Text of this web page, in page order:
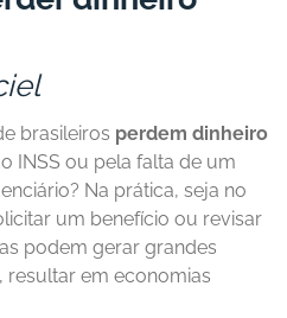
brasileiros perdem dinheiro
INSS ou pela falta de um
Na prática, seja no
um benefício ou revisar
podem gerar grandes
resultar em economias